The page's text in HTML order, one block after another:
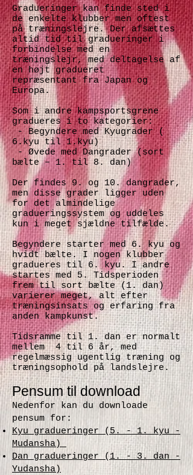
Gradueringer kan finde sted i
de enkelte klubber men oftest
på træningslejre. Der afsættes
altid tid til gradueringer i
forbindelse med en
træningslejr, med deltagelse af
en højt gradueret
repræsentant fra Japan og
Europa.
Som i andre kampsportsgrene
gradueres i to kategorier:
- Begyndere med Kyugrader (
6.kyu til 1.kyu)
- Øvede med Dangrader (sort
bælte – 1. til 8. dan)
Der findes 9. og 10. dangrader,
men disse grader ligger uden
for det almindelige
gradueringssystem og uddeles
kun i meget sjældne tilfælde.
Begyndere starter med 6. kyu og
hvidt bælte. I nogen klubber
gradueres til 6. kyu. I andre
startes med 5. Tidsperioden
frem til sort bælte (1. dan)
varierer meget, alt efter
træningsinsats og erfaring fra
anden kampkunst.
Tidsramme til 1. dan er normalt
mellem 4 til 6 år, med
regelmæssig ugentlig træning og
træningsophold på landslejre.
Pensum til download
Nedenfor kan du downloade
pensum for:
Kyu gradueringer (5. - 1. kyu -
Mudansha)
Dan gradueringer (1. - 3. dan -
Yudansha)